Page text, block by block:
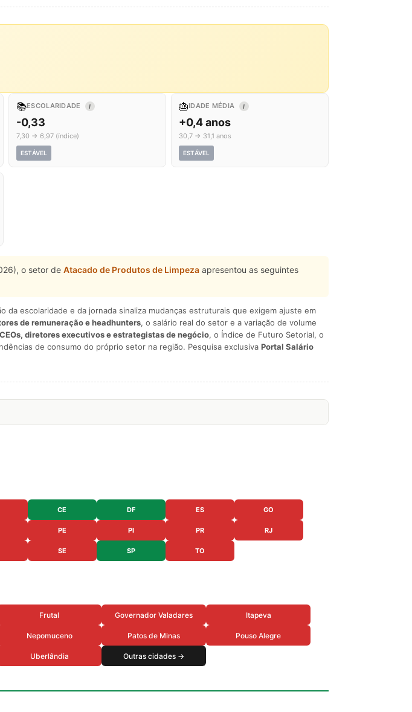
📚ESCOLARIDADE I
-0,33
7,30 → 6,97 (índice)
ESTÁVEL
🎂IDADE MÉDIA I
+0,4 anos
30,7 → 31,1 anos
ESTÁVEL
o setor de Atacado de Produtos de Limpeza apresentou as seguintes
da escolaridade e da jornada sinaliza mudanças estruturais que exigem ajuste em
de remuneração e headhunters, o salário real do setor e a variação de volume
CEOs, diretores executivos e estrategistas de negócio, o Índice de Futuro Setorial, o
de consumo do próprio setor na região. Pesquisa exclusiva Portal Salário
CE DF ES GO
PE PI PR RJ
SE SP TO
Frutal Governador Valadares Itapeva
Nepomuceno Patos de Minas Pouso Alegre
Uberlândia Outras cidades →